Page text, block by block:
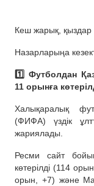
Кеш жарық, қыздар
Назарларыңа
1️⃣ Футболдан
11 орынға
Халықаралық
(ФИФА) үздік
жариялады.
Ресми сайт
көтерілді (114
орын, +7) және